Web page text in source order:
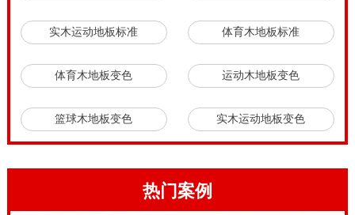
实木运动地板标准 体育木地板标准
体育木地板变色 运动木地板变色
篮球木地板变色 实木运动地板变色
热门案例